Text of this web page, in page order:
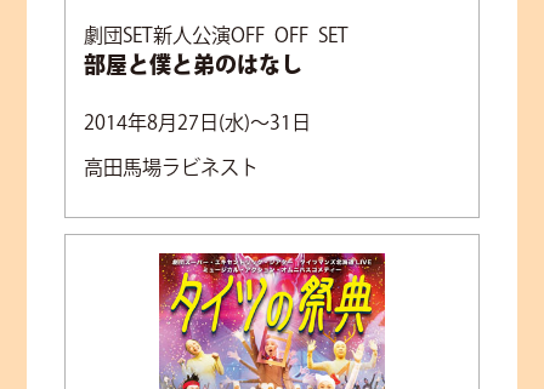
劇団SET新人公演OFF OFF SET
部屋と僕と弟のはなし
2014年8月27日(水)～31日
高田馬場ラビネスト